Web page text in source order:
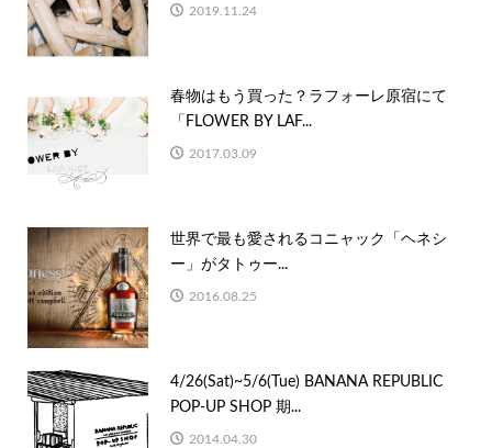
2019.11.24
春物はもう買った？ラフォーレ原宿にて
「FLOWER BY LAF...
2017.03.09
世界で最も愛されるコニャック「ヘネシ
ー」がタトゥー...
2016.08.25
4/26(Sat)~5/6(Tue) BANANA REPUBLIC
POP-UP SHOP 期...
2014.04.30